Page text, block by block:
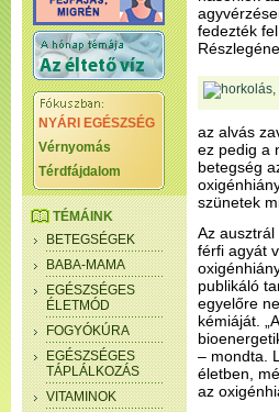
NYÁRI EGÉSZSÉG
Vérnyomás
Térdfájdalom
TÉMÁINK
BETEGSÉGEK
BABA-MAMA
EGÉSZSÉGES
ÉLETMÓD
FOGYÓKÚRA
EGÉSZSÉGES
TÁPLÁLKOZÁS
VITAMINOK
fedezték
az alvás
ez pedig a
betegség
szünetek
Az
férfi agyát
publikáló
egyelőre
kémiáját.
– mondta.
életben,
az